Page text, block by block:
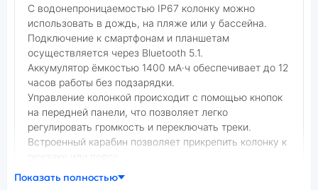
С водонепроницаемостью IP67 колонку можно
использовать в дождь, на пляже или у бассейна.
Подключение к смартфонам и планшетам
осуществляется через Bluetooth 5.1.
Аккумулятор ёмкостью 1400 мА·ч обеспечивает до 12
часов работы без подзарядки.
Управление колонкой происходит с помощью кнопок
на передней панели, что позволяет легко
регулировать громкость и переключать треки.
Встроенный карабин позволяет прикрепить колонку к
Фото модели JBL Clip 5
Показать полностью